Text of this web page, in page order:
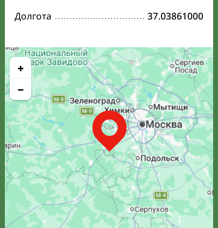
Долгота
37.03861000
+
−